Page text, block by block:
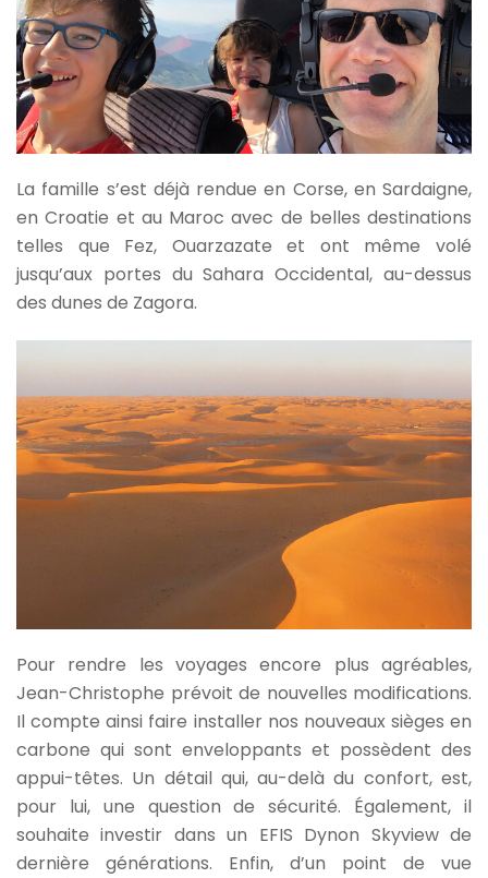
La famille s’est déjà rendue en Corse, en Sardaigne,
en Croatie et au Maroc avec de belles destinations
telles que Fez, Ouarzazate et ont même volé
jusqu’aux portes du Sahara Occidental, au-dessus
des dunes de Zagora.
Pour rendre les voyages encore plus agréables,
Jean-Christophe prévoit de nouvelles modifications.
Il compte ainsi faire installer nos nouveaux sièges en
carbone qui sont enveloppants et possèdent des
appui-têtes. Un détail qui, au-delà du confort, est,
pour lui, une question de sécurité. Également, il
souhaite investir dans un EFIS Dynon Skyview de
dernière générations. Enfin, d’un point de vue